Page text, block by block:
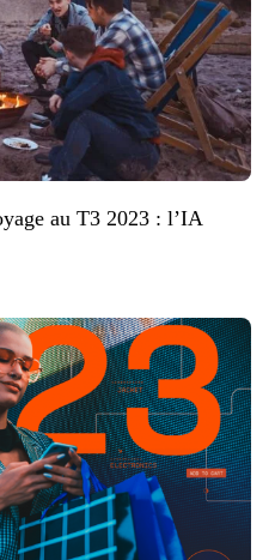
au T3 2023 : l’IA